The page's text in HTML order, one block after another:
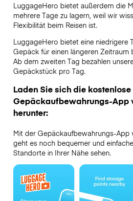
LuggageHero bietet außerdem die
mehrere Tage zu lagern, weil wir
Flexibilität beim Reisen ist.
LuggageHero bietet eine niedrigere
Gepäck für einen längeren Zeitraum
Ab dem zweiten Tag bezahlen
Gepäckstück pro Tag.
Laden Sie sich die kostenlose
Gepäckaufbewahrungs-App
herunter:
Mit der Gepäckaufbewahrungs-App
geht es noch bequemer und
Standorte in Ihrer Nähe sehen.